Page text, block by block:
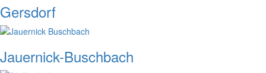
Gersdorf
Jauernick-Buschbach